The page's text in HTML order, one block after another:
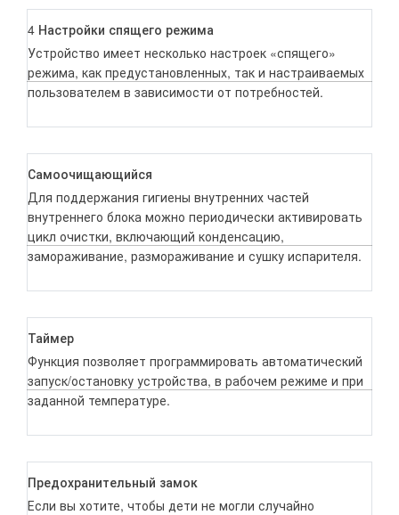
4 Настройки спящего режима
Устройство имеет несколько настроек «спящего»
режима, как предустановленных, так и настраиваемых
пользователем в зависимости от потребностей.
Самоочищающийся
Для поддержания гигиены внутренних частей
внутреннего блока можно периодически активировать
цикл очистки, включающий конденсацию,
замораживание, размораживание и сушку испарителя.
Таймер
Функция позволяет программировать автоматический
запуск/остановку устройства, в рабочем режиме и при
заданной температуре.
Предохранительный замок
Если вы хотите, чтобы дети не могли случайно